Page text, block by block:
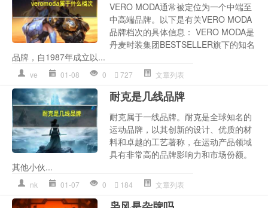
VERO MODA通常被定位为一个中端至
中高端品牌。以下是有关VERO MODA
品牌档次的具体信息： VERO MODA是
丹麦时装集团BESTSELLER旗下的知名
品牌，自1987年成立以...
ve 01-08 0 727 文章列表
耐克是几线品牌
耐克属于一线品牌。耐克是全球知名的
运动品牌，以其创新的设计、优质的材
料和卓越的工艺著称，在运动产品领域
具有非常高的品牌影响力和市场份额。
其他小伙...
nk 01-07 0 184 文章列表